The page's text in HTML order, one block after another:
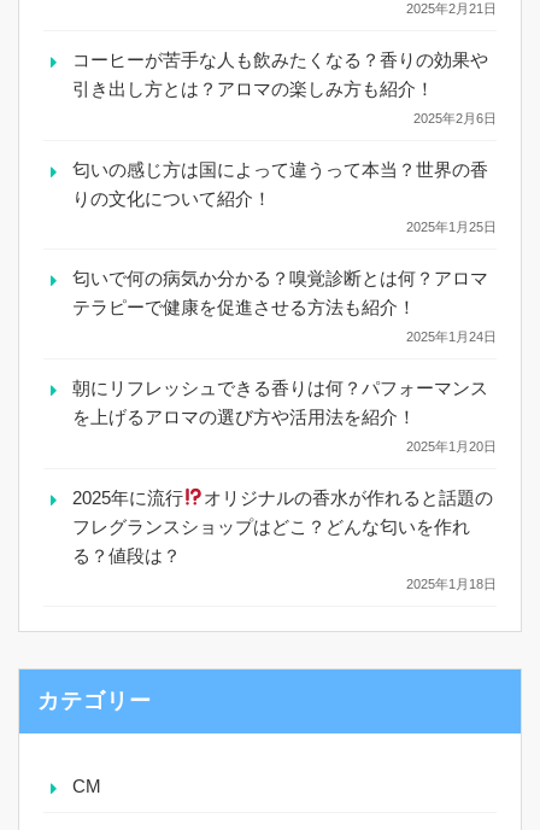
2025年2月21日
コーヒーが苦手な人も飲みたくなる？香りの効果や
引き出し方とは？アロマの楽しみ方も紹介！
2025年2月6日
匂いの感じ方は国によって違うって本当？世界の香
りの文化について紹介！
2025年1月25日
匂いで何の病気か分かる？嗅覚診断とは何？アロマ
テラピーで健康を促進させる方法も紹介！
2025年1月24日
朝にリフレッシュできる香りは何？パフォーマンス
を上げるアロマの選び方や活用法を紹介！
2025年1月20日
2025年に流行
オリジナルの香水が作れると話題の
フレグランスショップはどこ？どんな匂いを作れ
る？値段は？
2025年1月18日
カテゴリー
CM